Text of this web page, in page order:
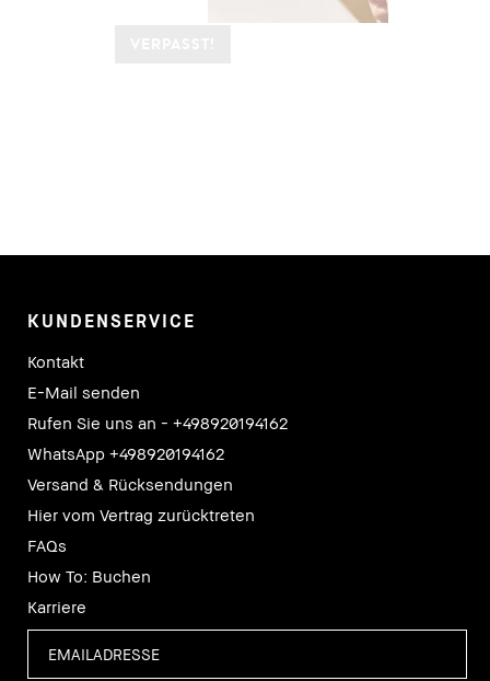
KUNDENSERVICE
Kontakt
E-Mail senden
Rufen Sie uns an - +498920194162
WhatsApp +498920194162
Versand & Rücksendungen
Hier vom Vertrag zurücktreten
FAQs
How To: Buchen
Karriere